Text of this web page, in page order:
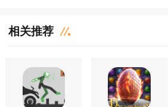
相关推荐